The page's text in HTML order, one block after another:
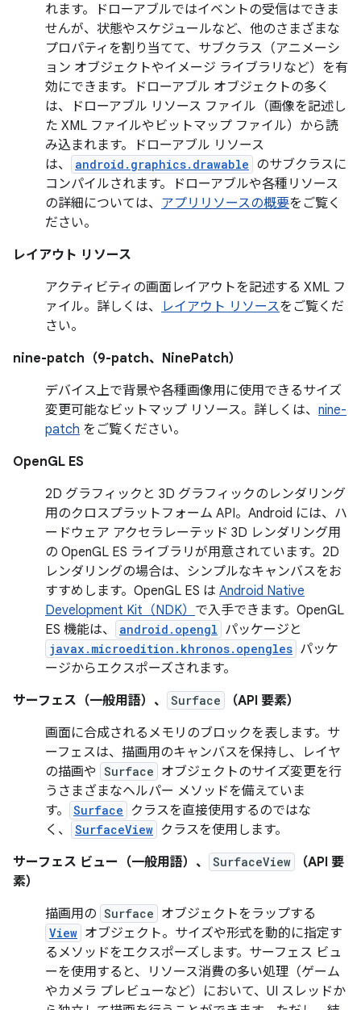
れます。ドローアブルではイベントの受信はできま
せんが、状態やスケジュールなど、他のさまざまな
プロパティを割り当てて、サブクラス（アニメーシ
ョン オブジェクトやイメージ ライブラリなど）を有
効にできます。ドローアブル オブジェクトの多く
は、ドローアブル リソース ファイル（画像を記述し
た XML ファイルやビットマップ ファイル）から読
み込まれます。ドローアブル リソース
は、
android.graphics.drawable のサブクラスに
コンパイルされます。ドローアブルや各種リソース
の詳細については、 アプリリソースの概要をご覧く
ださい。
レイアウト リソース
アクティビティの画面レイアウトを記述する XML フ
ァイル。詳しくは、
レイアウト リソースをご覧くだ
さい。
nine-patch（9-patch、NinePatch）
デバイス上で背景や各種画像用に使用できるサイズ
変更可能なビットマップ リソース。詳しくは、 nine-
patch をご覧ください。
OpenGL ES
2D グラフィックと 3D グラフィックのレンダリング
用のクロスプラットフォーム API。Android には、ハ
ードウェア アクセラレーテッド 3D レンダリング用
の OpenGL ES ライブラリが用意されています。2D
レンダリングの場合は、シンプルなキャンバスをお
すすめします。OpenGL ES は Android Native
Development Kit（NDK） で入手できます。OpenGL
ES 機能は、
android.opengl パッケージと
javax.microedition.khronos.opengles パッケ
ージからエクスポーズされます。
サーフェス（一般用語）、
Surface
（API 要素）
画面に合成されるメモリのブロックを表します。サ
ーフェスは、描画用のキャンバスを保持し、レイヤ
の描画や Surface オブジェクトのサイズ変更を行
うさまざまなヘルパー メソッドを備えていま
す。
Surface
クラスを直接使用するのではな
く、
SurfaceView クラスを使用します。
サーフェス ビュー（一般用語）、
SurfaceView
（API 要
素）
描画用の Surface オブジェクトをラップする
View オブジェクト。サイズや形式を動的に指定す
るメソッドをエクスポーズします。サーフェス ビュ
ーを使用すると、リソース消費の多い処理（ゲーム
やカメラ プレビューなど）において、UI スレッドか